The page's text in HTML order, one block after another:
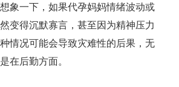
象一下，如果代孕妈妈情绪波动或
变得沉默寡言，甚至因为精神压力
情况可能会导致灾难性的后果，无
在后勤方面。